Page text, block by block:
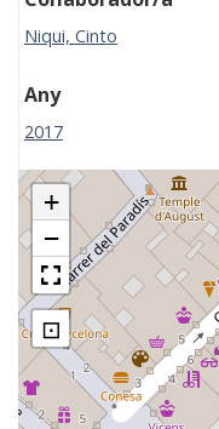
Niqui, Cinto
Any
2017
+
−
⊡